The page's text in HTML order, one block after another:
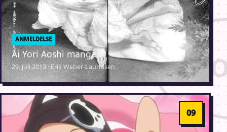
ANMELDELSE
Ai Yori Aoshi manga
29. juli 2013 · Erik Weber-Lauridsen